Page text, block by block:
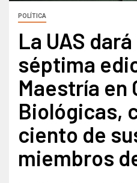
POLÍTICA
La UAS
séptima
Maestría en
Biológicas,
ciento de
miembros